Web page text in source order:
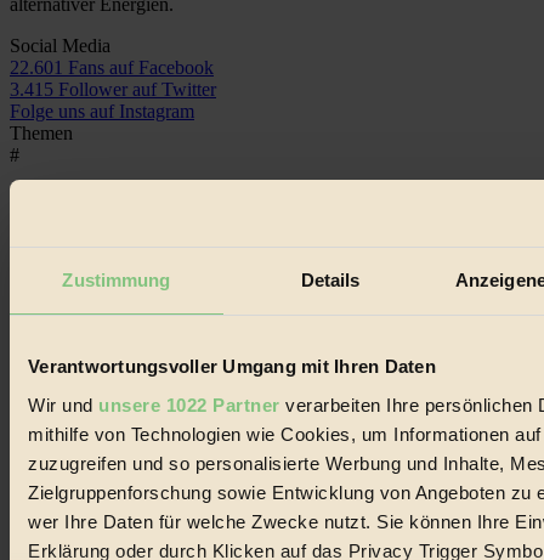
Zustimmung Details
Verantwortungsvoller Umgang mit Ihren Daten
Wir und unsere 1022 Partner verarbeiten Ihre persönlichen
mithilfe von Technologien wie Cookies, um Informationen
zuzugreifen und so personalisierte Werbung und Inhalte,
Zielgruppenforschung sowie Entwicklung von Angeboten zu
wer Ihre Daten für welche Zwecke nutzt. Sie können Ihre
Erklärung oder durch Klicken auf das Privacy Trigger
Social Media
22.601 Fans auf Facebook
3.415 Follower auf Twitter
Folge uns auf Instagram
Themen
#
#
Lebensmittel